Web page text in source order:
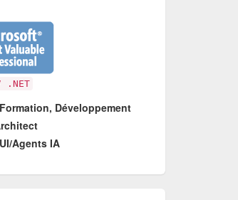
.NET
Développement
Agents IA